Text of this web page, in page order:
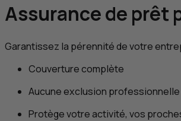
Assurance de prêt
Garantissez la pérennité de votre
Couverture complète
Aucune exclusion
Protège votre activité, vos